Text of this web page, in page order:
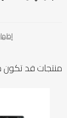
منتجات قد تكون